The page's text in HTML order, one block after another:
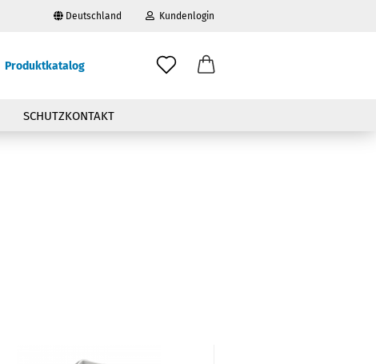
Deutschland Kundenlogin
Produktkatalog
SCHUTZKONTAKT